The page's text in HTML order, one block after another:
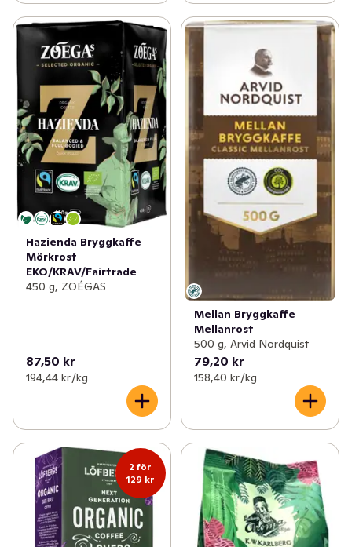
Hazienda Bryggkaffe
Mörkrost
EKO/KRAV/Fairtrade
450 g, ZOÉGAS
87,50 kr
194,44 kr /kg
Mellan Bryggkaffe
Mellanrost
500 g, Arvid Nordquist
79,20 kr
158,40 kr /kg
2 för
129 kr